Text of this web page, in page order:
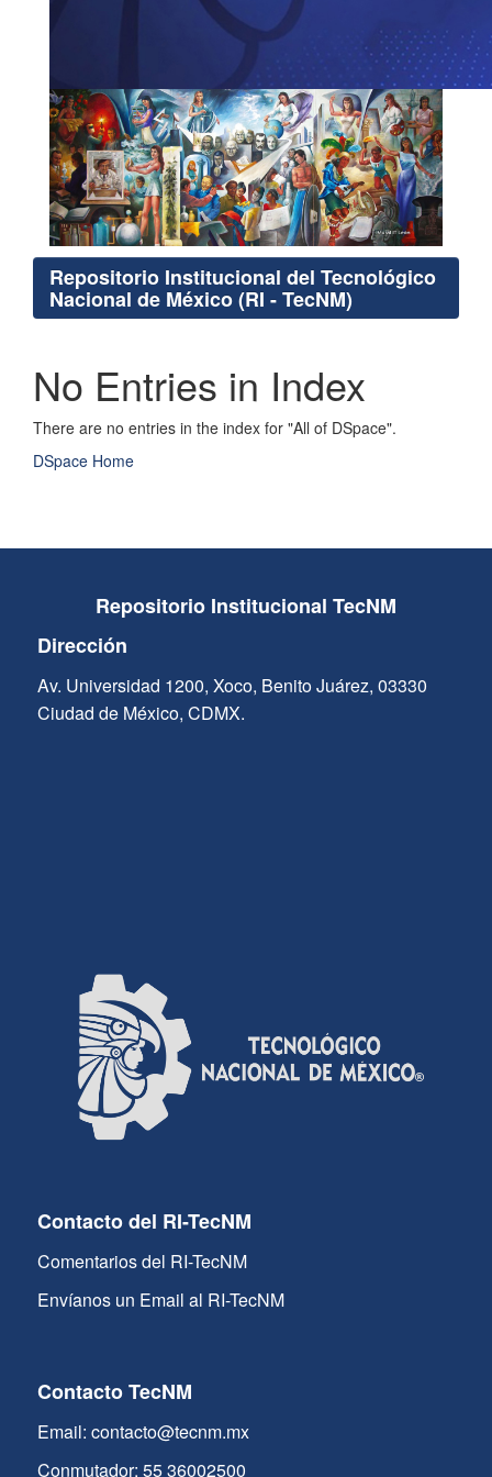
Repositorio Institucional del Tecnológico
Nacional de México (RI - TecNM)
No Entries in Index
There are no entries in the index for "All of DSpace".
DSpace Home
Repositorio Institucional TecNM
Dirección
Av. Universidad 1200, Xoco, Benito Juárez, 03330
Ciudad de México, CDMX.
Contacto del RI-TecNM
Comentarios del RI-TecNM
Envíanos un Email al RI-TecNM
Contacto TecNM
Email: contacto@tecnm.mx
Conmutador: 55 36002500